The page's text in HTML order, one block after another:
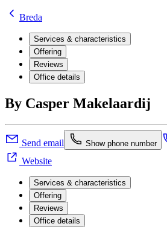
Breda
Services & characteristics
Offering
Reviews
Office details
By Casper Makelaardij
Send email Show phone number
Website
Services & characteristics
Offering
Reviews
Office details